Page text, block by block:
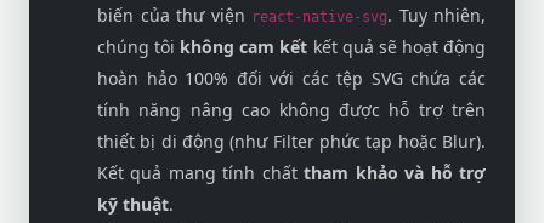
biến của thư viện react-native-svg. Tuy nhiên,
chúng tôi không cam kết kết quả sẽ hoạt động
hoàn hảo 100% đối với các tệp SVG chứa các
tính năng nâng cao không được hỗ trợ trên
thiết bị di động (như Filter phức tạp hoặc Blur).
Kết quả mang tính chấttham khảo và hỗ trợ
kỹ thuật.